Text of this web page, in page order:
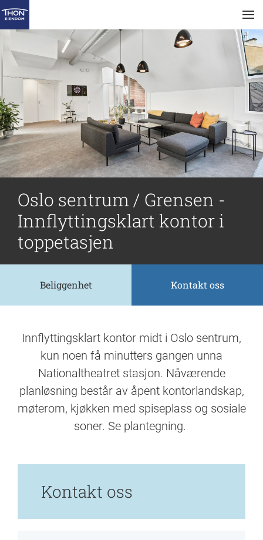
Oslo sentrum / Grensen -
Innflyttingsklart kontor i
toppetasjen
Beliggenhet Kontakt oss
Innflyttingsklart kontor midt i Oslo sentrum,
kun noen få minutters gangen unna
Nationaltheatret stasjon. Nåværende
planløsning består av åpent kontorlandskap,
møterom, kjøkken med spiseplass og sosiale
soner. Se plantegning.
Kontakt oss